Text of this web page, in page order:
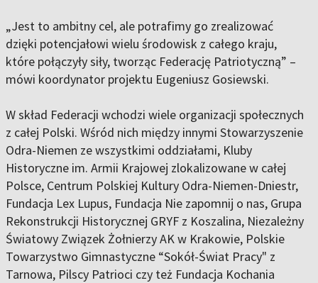
„Jest to ambitny cel, ale potrafimy go zrealizować
dzięki potencjałowi wielu środowisk z całego kraju,
które połączyły siły, tworząc Federację Patriotyczną” –
mówi koordynator projektu Eugeniusz Gosiewski.
W skład Federacji wchodzi wiele organizacji społecznych
z całej Polski. Wśród nich między innymi Stowarzyszenie
Odra-Niemen ze wszystkimi oddziałami, Kluby
Historyczne im. Armii Krajowej zlokalizowane w całej
Polsce, Centrum Polskiej Kultury Odra-Niemen-Dniestr,
Fundacja Lex Lupus, Fundacja Nie zapomnij o nas, Grupa
Rekonstrukcji Historycznej GRYF z Koszalina, Niezależny
Światowy Związek Żołnierzy AK w Krakowie, Polskie
Towarzystwo Gimnastyczne “Sokół-Świat Pracy" z
Tarnowa, Pilscy Patrioci czy też Fundacja Kochania